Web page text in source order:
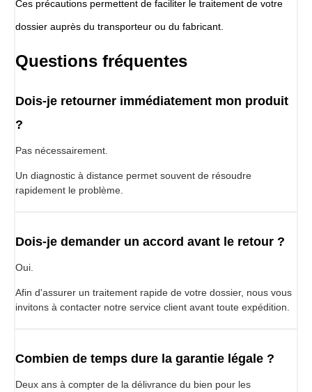
Ces précautions permettent de faciliter le traitement de votre
dossier auprès du transporteur ou du fabricant.
Questions fréquentes
Dois-je retourner immédiatement mon produit
?
Pas nécessairement.
Un diagnostic à distance permet souvent de résoudre
rapidement le problème.
Dois-je demander un accord avant le retour ?
Oui.
Afin d'assurer un traitement rapide de votre dossier, nous vous
invitons à contacter notre service client avant toute expédition.
Combien de temps dure la garantie légale ?
Deux ans à compter de la délivrance du bien pour les